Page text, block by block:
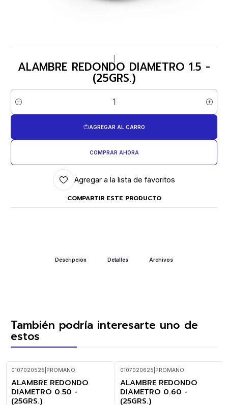
ALAMBRE REDONDO DIAMETRO 1.5 -
(25GRS.)
Cantidad
AGREGAR AL CARRO
COMPRAR AHORA
Agregar a la lista de favoritos
COMPARTIR ESTE PRODUCTO
Descripción Detalles Archivos
También podría interesarte uno de
estos
0107020525 PROMANO
ALAMBRE REDONDO
DIAMETRO 0.50 -
(25GRS.)
0107020625 PROMANO
ALAMBRE REDONDO
DIAMETRO 0.60 -
(25GRS.)